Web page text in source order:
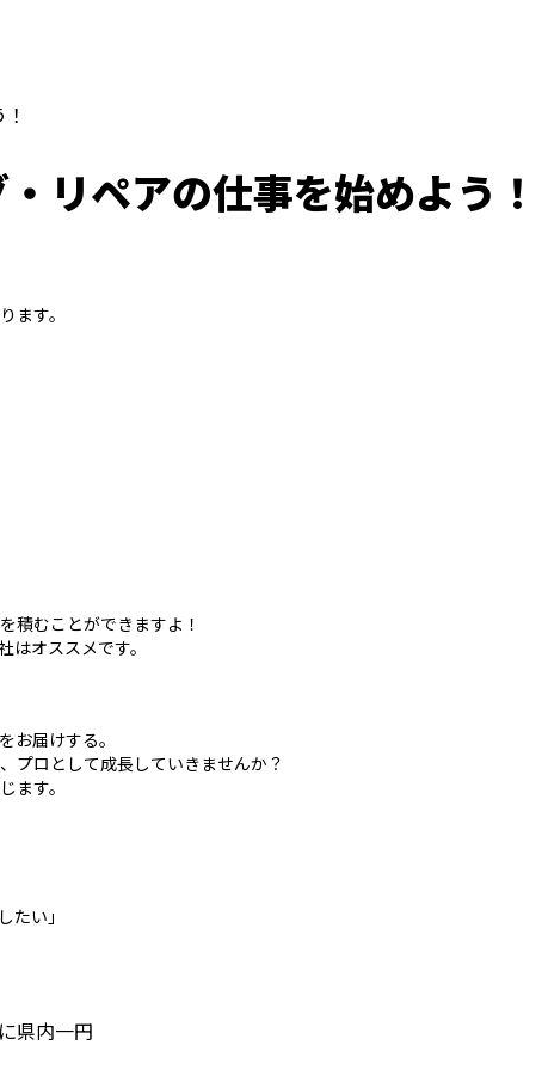
リペアの仕事を始めよう！
ます。
積むことができますよ！
オススメです。
お届けする。
プロとして成長していきませんか？
ます。
たい」
県内一円